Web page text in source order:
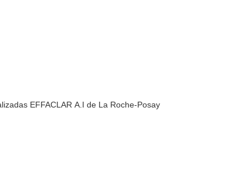
EFFACLAR A.I de La Roche-Posay